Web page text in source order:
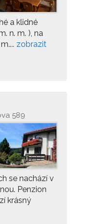
a klidné
n. m. ), na
zobrazit
589
se nachází v
Penzion
krásný